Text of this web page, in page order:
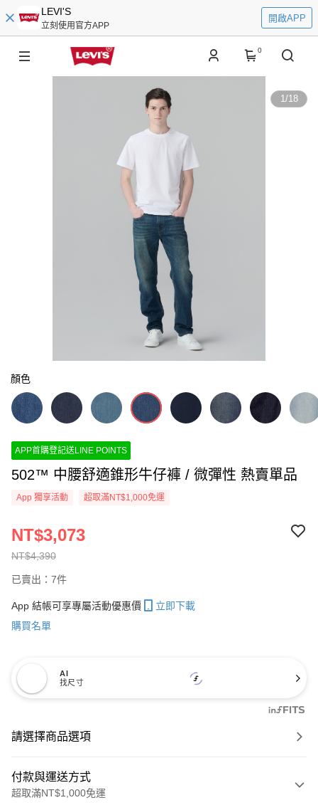
LEVI'S
立刻使用官方APP
開啟APP
0
1/18
顏色
APP首購登記送LINE POINTS
502™ 中腰舒適錐形牛仔褲 / 微彈性 熱賣單品
App 獨享活動 超取滿NT$1,000免運
NT$4,390
NT$3,073
已賣出：7件
App 結帳可享專屬活動優惠價
立即下載
購買名單
AI
找尺寸
請選擇商品選項
付款與運送方式
超取滿NT$1,000免運